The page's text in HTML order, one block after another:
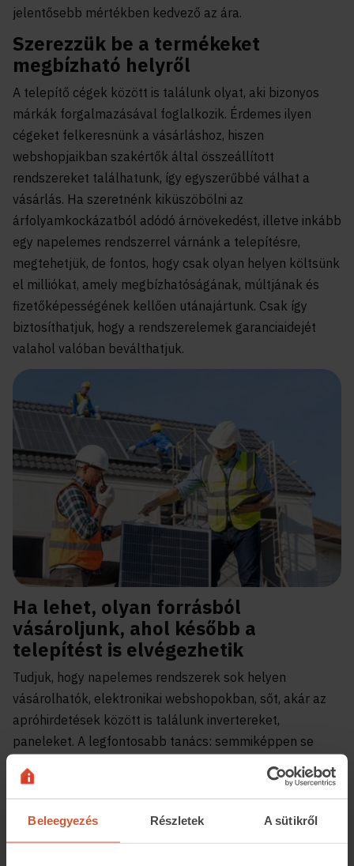
Beleegyezés Részletek A sütikről
jelentősebb mértékben kedvező az ára.
Szerezzük be a termékeket
megbízható helyről
A telepítő cégek között is találunk olyat, aki bizonyos
márkák forgalmazásával foglalkozik. Érdemes ilyen
cégeket felkeresnünk a vásárláshoz, hiszen
webshopjaikban szakértők által összeállított
rendszereket találhatunk, így egyszerűbbé válhat a
vásárlás. Ha szeretnénk kiküszöbölni az
árfolyamkockázatból adódó árnövekedést, illetve inkább
egy napelemes rendszerrel várnánk a telepítésre,
megtehetjük, de fontos, hogy csak olyan helyen költsünk
el milliókat, amely megbízhatóságának, múltjának és
fizetőképességének kellően utánajártunk. Csak így
biztosíthatjuk, hogy a rendszerelemek garanciaidejét
valahol valóban beválthatjuk.
Ha lehet, olyan forrásból
vásároljunk, ahol később a
telepítést is elvégezhetik
Tudjuk, hogy napelemes rendszerek sok helyen
vásárolhatók, elektronikai webshopokban, sőt, akár az
apróhirdetések között is találunk invertereket,
paneleket. A legfontosabb tanács: semmiképpen se
vásároljunk onnan! Olyan weboldalakról szerezzük be a
rendszert, ahol később maga az eladó telepíti majd a
rendszerünket. Ezek a cégek jellemzően napelemes
telepítéseket végző szakemberek, akik csak
túlterheltségük miatt nem vállalják a következő